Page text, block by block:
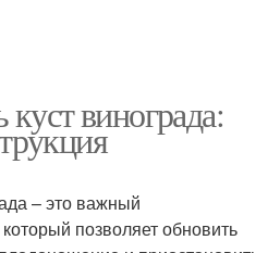
винограда:
– это важный
позволяет обновить